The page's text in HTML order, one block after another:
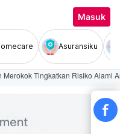
Masuk
Asuransiku
Merokok Tingkatkan Risiko Alami